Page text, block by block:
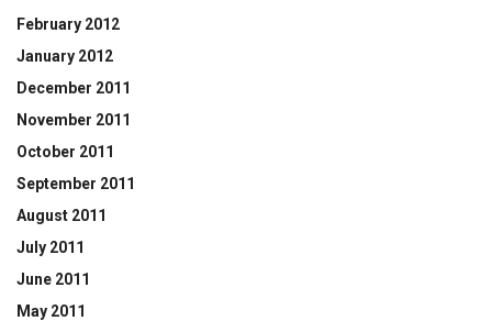
February 2012
January 2012
December 2011
November 2011
October 2011
September 2011
August 2011
July 2011
June 2011
May 2011